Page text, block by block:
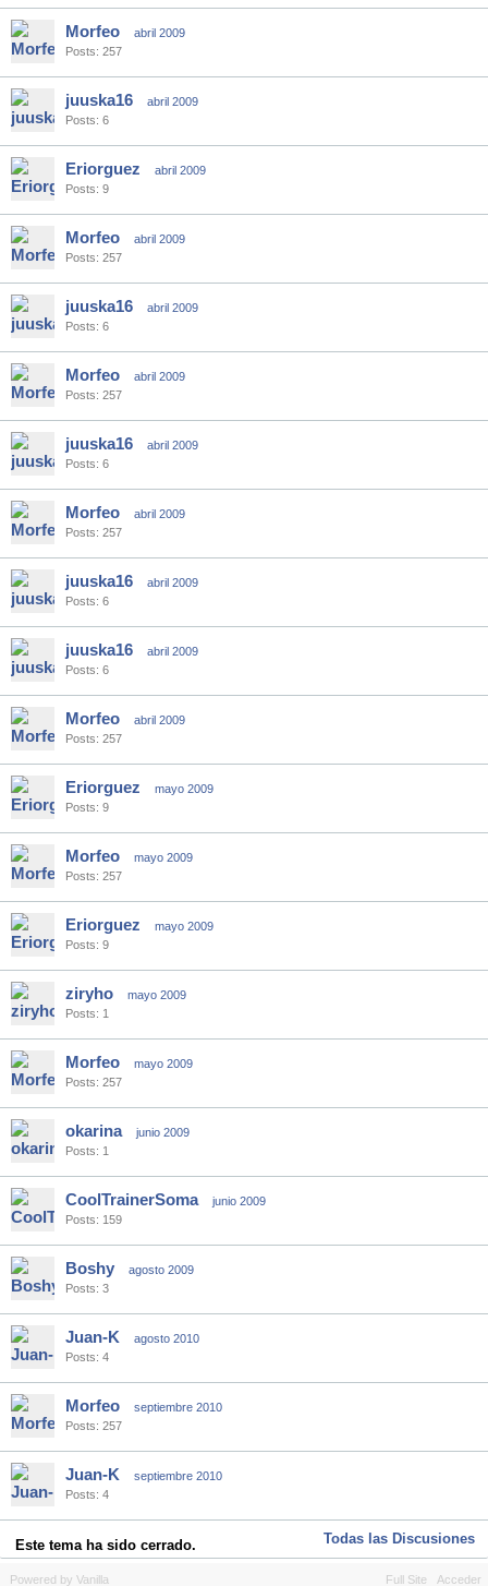
Morfeo
abril 2009
Posts: 257
juuska16
abril 2009
Posts: 6
Eriorguez
abril 2009
Posts: 9
Morfeo
abril 2009
Posts: 257
juuska16
abril 2009
Posts: 6
Morfeo
abril 2009
Posts: 257
juuska16
abril 2009
Posts: 6
Morfeo
abril 2009
Posts: 257
juuska16
abril 2009
Posts: 6
juuska16
abril 2009
Posts: 6
Morfeo
abril 2009
Posts: 257
Eriorguez
mayo 2009
Posts: 9
Morfeo
mayo 2009
Posts: 257
Eriorguez
mayo 2009
Posts: 9
ziryho
mayo 2009
Posts: 1
Morfeo
mayo 2009
Posts: 257
okarina
junio 2009
Posts: 1
CoolTrainerSoma
junio 2009
Posts: 159
Boshy
agosto 2009
Posts: 3
Juan-K
agosto 2010
Posts: 4
Morfeo
septiembre 2010
Posts: 257
Juan-K
septiembre 2010
Posts: 4
Este tema ha sido cerrado. Todas las Discusiones
Full Site Acceder
Powered by Vanilla